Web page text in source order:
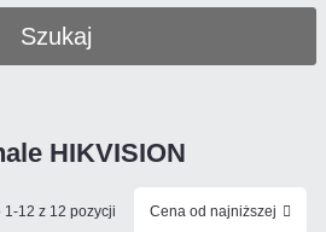
Szukaj
HIKVISION
1-12 z 12 pozycji Cena od najniższej